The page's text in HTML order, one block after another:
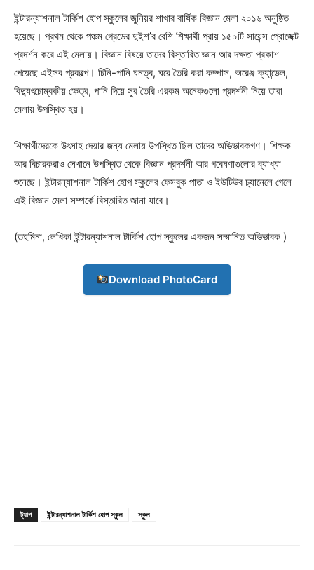
ইন্টারন্যাশনাল টার্কিশ হোপ স্কুলের জুনিয়র শাখার বার্ষিক বিজ্ঞান মেলা ২০১৬ অনুষ্ঠিত
হয়েছে। প্রথম থেকে পঞ্চম গ্রেডের দুইশ’র বেশি শিক্ষার্থী প্রায় ১৫০টি সায়েন্স প্রোজেক্ট
প্রদর্শন করে এই মেলায়। বিজ্ঞান বিষয়ে তাদের বিস্তারিত জ্ঞান আর দক্ষতা প্রকাশ
পেয়েছে এইসব প্রকল্পে। চিনি-পানি ঘনত্ব, ঘরে তৈরি করা কম্পাস, অরেঞ্জ ক্যান্ডেল,
বিদ্যুৎচোম্বকীয় ক্ষেত্র, পানি দিয়ে সুর তৈরি এরকম অনেকগুলো প্রদর্শনী নিয়ে তারা
মেলায় উপস্থিত হয়।
শিক্ষার্থীদেরকে উৎসাহ দেয়ার জন্য মেলায় উপস্থিত ছিল তাদের অভিভাবকগণ। শিক্ষক
আর বিচারকরাও সেখানে উপস্থিত থেকে বিজ্ঞান প্রদর্শনী আর গবেষণাগুলোর ব্যাখ্যা
শুনেছে। ইন্টারন্যাশনাল টার্কিশ হোপ স্কুলের ফেসবুক পাতা ও ইউটিউব চ্যানেলে গেলে
এই বিজ্ঞান মেলা সম্পর্কে বিস্তারিত জানা যাবে।
(তহমিনা, লেখিকা ইন্টারন্যাশনাল টার্কিশ হোপ স্কুলের একজন সম্মানিত অভিভাবক )
Download PhotoCard
ট্যাগ ইন্টারন্যাশনাল টার্কিশ হোপ স্কুল স্কুল